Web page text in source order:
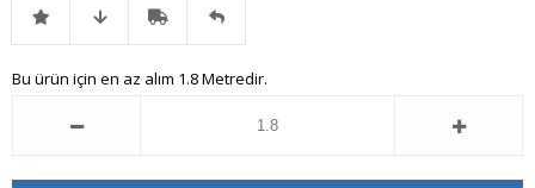
Telefonla
Sipariş
Favorilere
Ekle
İstek
Listeme
Karşılaştır
İndirimli Fiyat Kargo Gelince
Bu ürün için en az alım 1.8 Metredir.